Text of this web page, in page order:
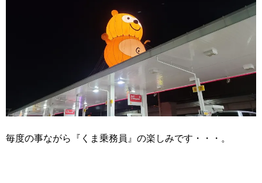
毎度の事ながら『くま乗務員』の楽しみです・・・。